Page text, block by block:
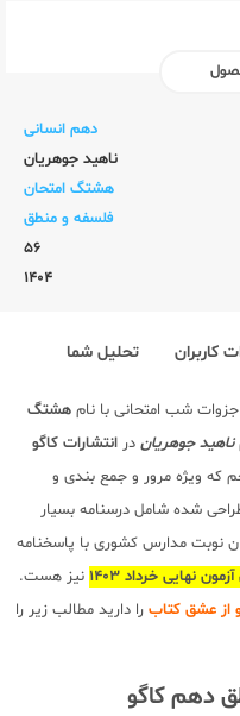
دهم انسانی
ناهید جوهریان
هشتگ امتحان
فلسفه و منطق
56
1404
کاربران تحلیل شما
شب امتحانی با نام هشتگ
ناهید جوهریان در انتشارات کاگو
که ویژه مرور و جمع بندی و
شده شامل درسنامه بسیار
نوبت مدارس کشوری با پاسخنامه
نهایی خرداد 1403
نیز هست.
از عشق کتاب را دارید مطالب زیر را
دهم کاگو